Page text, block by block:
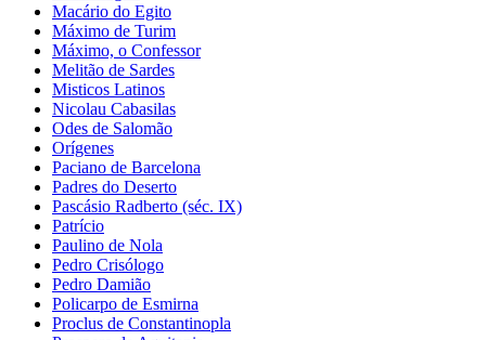
Macário do Egito
Máximo de Turim
Máximo, o Confessor
Melitão de Sardes
Misticos Latinos
Nicolau Cabasilas
Odes de Salomão
Orígenes
Paciano de Barcelona
Padres do Deserto
Pascásio Radberto (séc. IX)
Patrício
Paulino de Nola
Pedro Crisólogo
Pedro Damião
Policarpo de Esmirna
Proclus de Constantinopla